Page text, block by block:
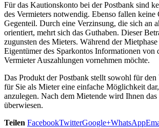
Für das Kautionskonto bei der Postbank sind
des Vermieters notwendig. Ebenso fallen keine
Gegenteil. Durch eine Verzinsung, die sich an
orientiert, mehrt sich das Guthaben. Dieser
zugunsten des Mieters. Während der
Eigentümer des Sparkontos Informationen von
Vermieter Auszahlungen vornehmen möchte.
Das Produkt der Postbank stellt sowohl für den
für Sie als Mieter eine einfache Möglichkeit
anzulegen. Nach dem Mietende wird Ihnen das
überwiesen.
Teilen FacebookTwitterGoogle+WhatsApp